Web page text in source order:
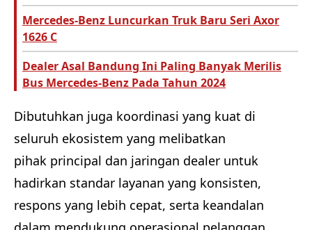
Mercedes-Benz Luncurkan Truk Baru Seri Axor
1626 C
Dealer Asal Bandung Ini Paling Banyak Merilis
Bus Mercedes-Benz Pada Tahun 2024
Dibutuhkan juga koordinasi yang kuat di
seluruh ekosistem yang melibatkan
pihak principal dan jaringan dealer untuk
hadirkan standar layanan yang konsisten,
respons yang lebih cepat, serta keandalan